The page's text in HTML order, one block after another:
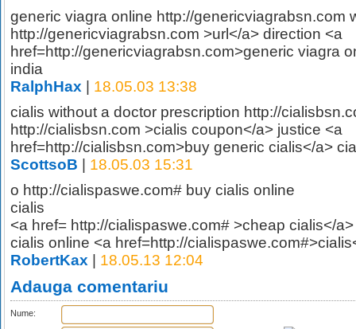
generic viagra online http://genericviagrabsn.com
http://genericviagrabsn.com >url</a> direction <a
href=http://genericviagrabsn.com>generic viagra
india
RalphHax
18.05.03 13:38
cialis without a doctor prescription http://
http://cialisbsn.com >cialis coupon</a> justice <a
href=http://cialisbsn.com>buy generic cialis</a>
ScottsoB
18.05.03 15:31
o http://cialispaswe.com# buy cialis online
cialis
<a href= http://cialispaswe.com# >cheap cialis</a>
cialis online <a href=http://
RobertKax
18.05.13 12:04
Adauga comentariu
Nume: